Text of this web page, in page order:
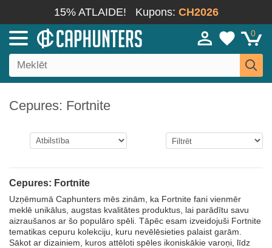
15% ATLAIDE! Kupons: CH2026
0
Cepures: Fortnite
Cepures: Fortnite
Uzņēmumā Caphunters mēs zinām, ka Fortnite fani vienmēr
meklē unikālus, augstas kvalitātes produktus, lai parādītu savu
aizraušanos ar šo populāro spēli. Tāpēc esam izveidojuši Fortnite
tematikas cepuru kolekciju, kuru nevēlēsieties palaist garām.
Sākot ar dizainiem, kuros attēloti spēles ikoniskākie varoņi, līdz